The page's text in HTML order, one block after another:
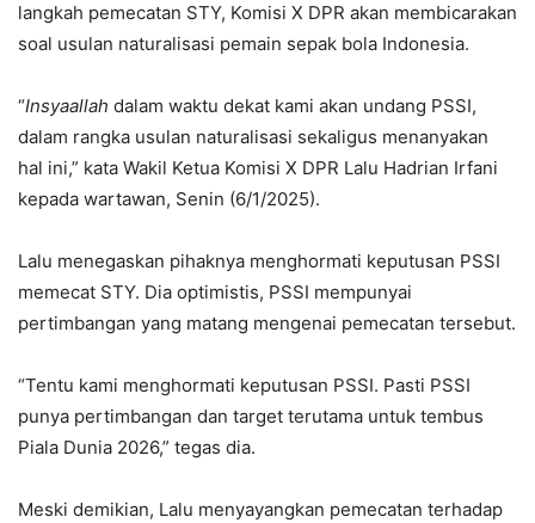
langkah pemecatan STY, Komisi X DPR akan membicarakan
soal usulan naturalisasi pemain sepak bola Indonesia.
“Insyaallah dalam waktu dekat kami akan undang PSSI,
dalam rangka usulan naturalisasi sekaligus menanyakan
hal ini,” kata Wakil Ketua Komisi X DPR Lalu Hadrian Irfani
kepada wartawan, Senin (6/1/2025).
Lalu menegaskan pihaknya menghormati keputusan PSSI
memecat STY. Dia optimistis, PSSI mempunyai
pertimbangan yang matang mengenai pemecatan tersebut.
“Tentu kami menghormati keputusan PSSI. Pasti PSSI
punya pertimbangan dan target terutama untuk tembus
Piala Dunia 2026,” tegas dia.
Meski demikian, Lalu menyayangkan pemecatan terhadap